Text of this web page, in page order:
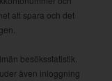
att spara och det
besöksstatistik.
även inloggning